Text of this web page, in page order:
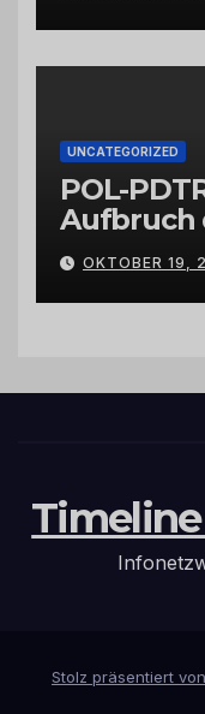
UNCATEGORIZED
POL-
Aufbruch
OKTOBER 19,
Stolz präsentiert